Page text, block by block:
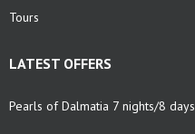
Tours
LATEST OFFERS
Pearls of Dalmatia 7 nights/8 days